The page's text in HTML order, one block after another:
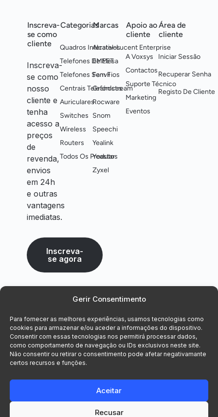
Gerir Consentimento
Para fornecer as melhores experiências, usamos tecnologias como
cookies para armazenar e/ou aceder a informações do dispositivo.
Consentir com essas tecnologias nos permitirá processar dados,
como comportamento de navegação ou IDs exclusivos neste site.
Não consentir ou retirar o consentimento pode afetar negativamante
certos recursos e funções.
Aceitar
Recusar
Inscreva-
se como
cliente
Inscreva-
se como
nosso
cliente e
tenha
acesso a
preços
de
revenda,
envios
em 24h
e outras
vantagens
imediatas.
Inscreva-
se agora
Categorias
Quadros Interativos
Telefones De Mesa
Telefones Sem Fios
Centrais Telefónicas
Auriculares
Switches
Wireless
Routers
Todos Os Produtos
Marcas
Alcatel-Lucent Enterprise
EMEET
Fanvil
Grandstream
Rocware
Snom
Speechi
Yealink
Yeastar
Zyxel
Apoio ao
cliente
A Voxsys
Contactos
Suporte Técnico
Marketing
Eventos
Área de
cliente
Iniciar Sessão
Recuperar Senha
Registo De Cliente
© 2026 Voxsys, Lda. Todos os direitos